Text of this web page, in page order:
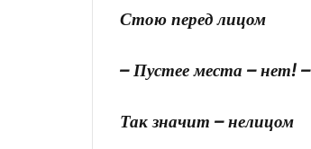
Стою перед лицом
– Пустее места – нет! –
Так значит – нелицом